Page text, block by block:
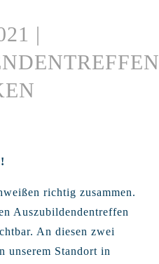
|
richtig zusammen.
Auszubildendentreffen
An diesen zwei
unserem Standort in